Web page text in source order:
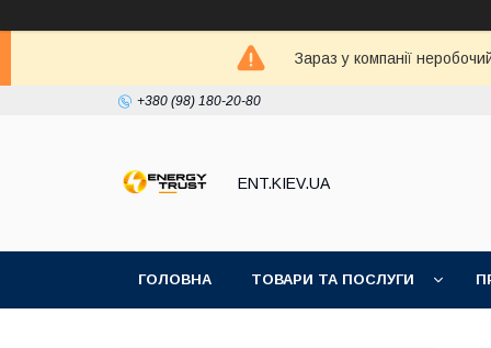
Зараз у компанії
+380 (98) 180-20-80
ENT.KIEV.UA
ГОЛОВНА ТОВАРИ ТА ПОСЛУГИ